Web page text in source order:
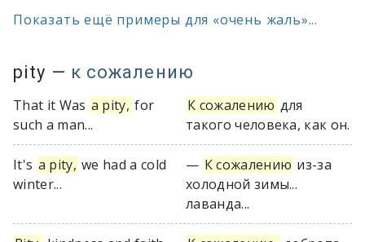
Показать ещё примеры для «очень жаль»...
pity — к сожалению
That it Was a pity, for
such a man...
К сожалению для
такого человека, как он.
It's a pity, we had a cold
winter...
— К сожалению из-за
холодной зимы...
лаванда...